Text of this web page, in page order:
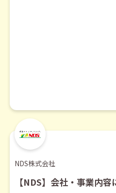
NDS株式会社
【NDS】会社・事業内容